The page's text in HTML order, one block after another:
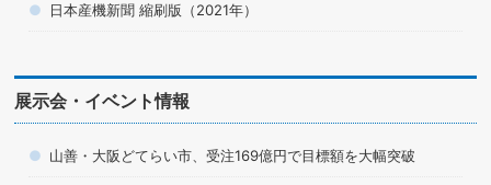
日本産機新聞 縮刷版（2021年）
展示会・イベント情報
山善・大阪どてらい市、受注169億円で目標額を大幅突破